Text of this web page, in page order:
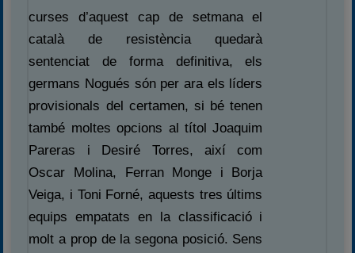
Estadísticas
Preguntas Frecuentes
curses d’aquest cap de setmana el
català de resistència quedarà
sentenciat de forma definitiva, els
germans Nogués són per ara els líders
provisionals del certamen, si bé tenen
també moltes opcions al títol Joaquim
Pareras i Desiré Torres, així com
Oscar Molina, Ferran Monge i Borja
Veiga, i Toni Forné, aquests tres últims
equips empatats en la classificació i
molt a prop de la segona posició. Sens